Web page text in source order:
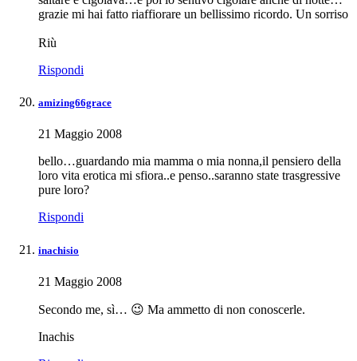
grazie mi hai fatto riaffiorare un bellissimo ricordo. Un sorriso
Riù
Rispondi
amizing66grace
21 Maggio 2008
bello…guardando mia mamma o mia nonna,il pensiero della
loro vita erotica mi sfiora..e penso..saranno state trasgressive
pure loro?
Rispondi
inachisio
21 Maggio 2008
Secondo me, sì… 😉 Ma ammetto di non conoscerle.
Inachis